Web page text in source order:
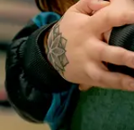
(Abruf vom
SWR (Abruf
bedingte